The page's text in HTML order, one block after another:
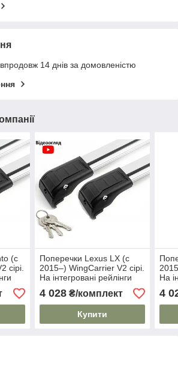
14 днів за домовленістю
(c
сірі.
Поперечки Lexus LX (c
2015–) WingCarrier V2 сірі.
На інтегровані рейлінги
4 028₴/комплект
Купити
На
4